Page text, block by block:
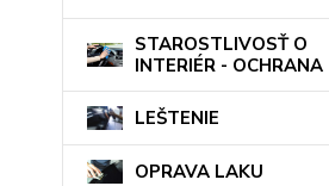
STAROSTLIVOSŤ O
INTERIÉR - OCHRANA
LEŠTENIE
OPRAVA LAKU